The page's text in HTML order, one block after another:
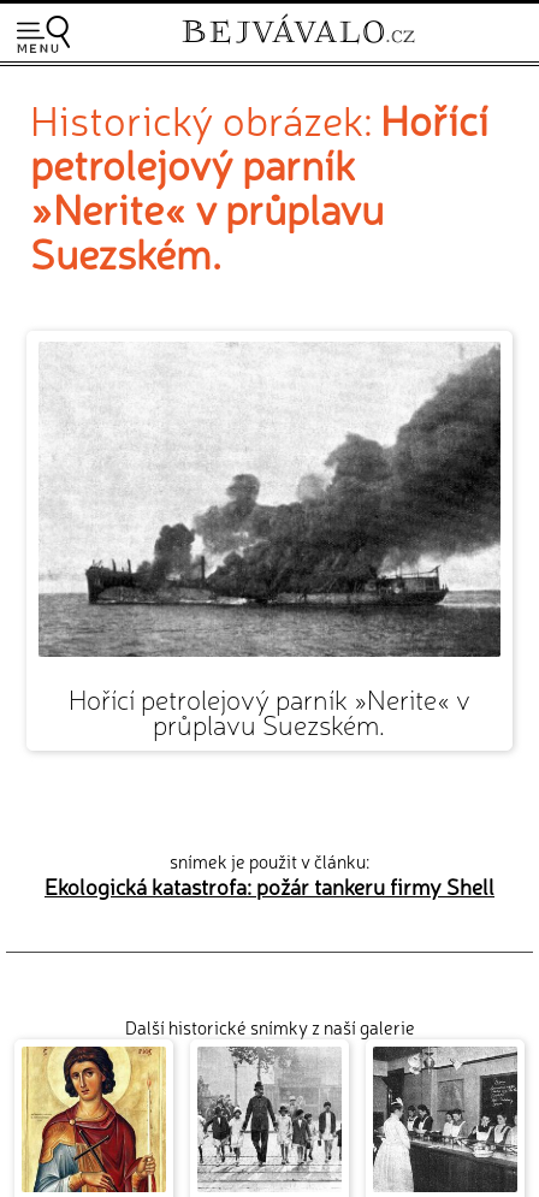
Historický obrázek: Hořící
petrolejový parník
»Nerite« v průplavu
Suezském.
Hořící petrolejový parník »Nerite« v
průplavu Suezském.
snímek je použit v článku:
Ekologická katastrofa: požár tankeru firmy Shell
Další historické snímky z naší galerie